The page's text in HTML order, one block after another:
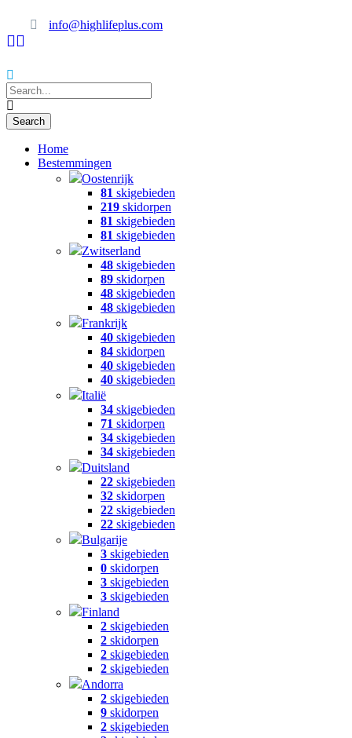
info@highlifeplus.com
Home
Bestemmingen
Oostenrijk
81 skigebieden
219 skidorpen
81 skigebieden
81 skigebieden
Zwitserland
48 skigebieden
89 skidorpen
48 skigebieden
48 skigebieden
Frankrijk
40 skigebieden
84 skidorpen
40 skigebieden
40 skigebieden
Italië
34 skigebieden
71 skidorpen
34 skigebieden
34 skigebieden
Duitsland
22 skigebieden
32 skidorpen
22 skigebieden
22 skigebieden
Bulgarije
3 skigebieden
0 skidorpen
3 skigebieden
3 skigebieden
Finland
2 skigebieden
2 skidorpen
2 skigebieden
2 skigebieden
Andorra
2 skigebieden
9 skidorpen
2 skigebieden